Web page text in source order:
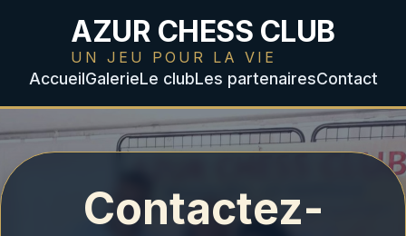
AZUR CHESS CLUB
UN JEU POUR LA VIE
AccueilGalerieLe clubLes partenairesContact
Contactez-